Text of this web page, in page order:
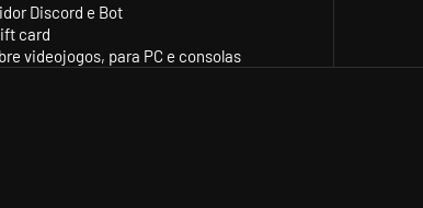
Discord e Bot
card
videojogos, para PC e consolas